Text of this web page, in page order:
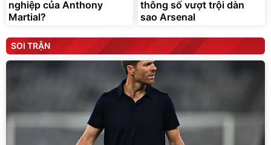
nghiệp của Anthony
Martial?
thông số vượt trội dàn
sao Arsenal
SOI TRẬN